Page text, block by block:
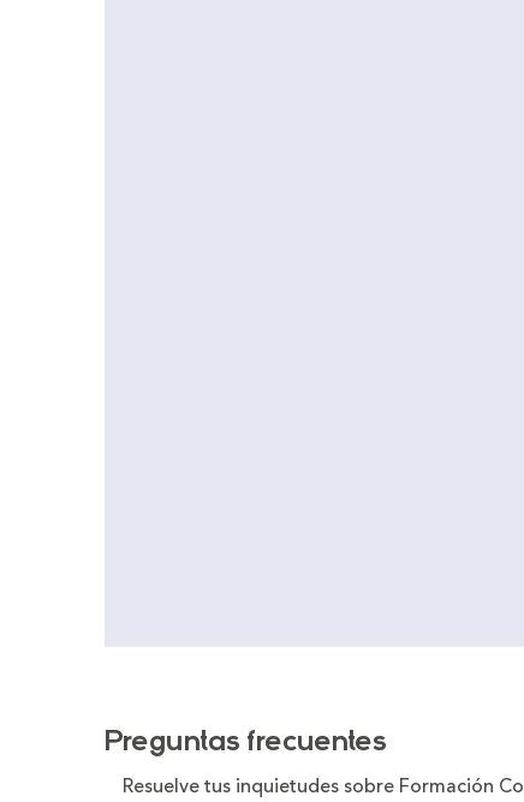
Preguntas frecuentes
Resuelve tus inquietudes sobre Formación